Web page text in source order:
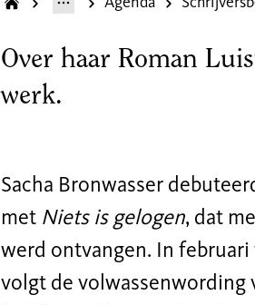
Over haar Roman
werk.
Sacha Bronwasser
met Niets is gelogen, dat
werd ontvangen. In februari
volgt de volwassenwording